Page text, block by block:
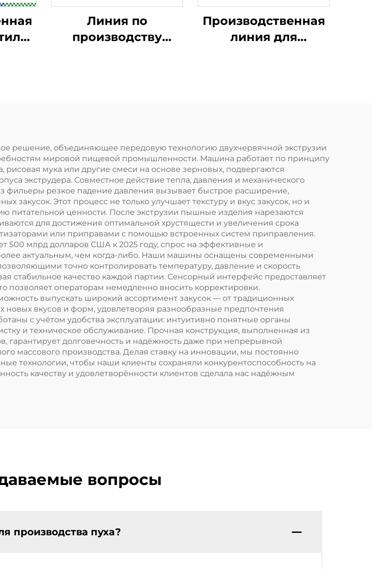
Линия по
производству
Производственная
линия для
решение, объединяющее передовую технологию двухчервячной экструзии
мировой пищевой промышленности. Машина работает по принципу
рисовая мука или другие смеси на основе зерновых, подвергаются
экструдера. Совместное действие тепла, давления и механического
фильеры резкое падение давления вызывает быстрое расширение,
Этот процесс не только улучшает текстуру и вкус закусок, но и
питательной ценности. После экструзии пышные изделия нарезаются
для достижения оптимальной хрустящести и увеличения срока
или приправами с помощью встроенных систем приправления.
500 млрд долларов США к 2025 году, спрос на эффективные и
актуальным, чем когда-либо. Наши машины оснащены современными
точно контролировать температуру, давление и скорость
стабильное качество каждой партии. Сенсорный интерфейс предоставляет
операторам немедленно вносить корректировки.
выпускать широкий ассортимент закусок — от традиционных
вкусов и форм, удовлетворяя разнообразные предпочтения
с учётом удобства эксплуатации: интуитивно понятные органы
и техническое обслуживание. Прочная конструкция, выполненная из
долговечность и надёжность даже при непрерывной
массового производства. Делая ставку на инновации, мы постоянно
технологии, чтобы наши клиенты сохраняли конкурентоспособность на
качеству и удовлетворённости клиентов сделала нас надёжным
вопросы
производства пуха?